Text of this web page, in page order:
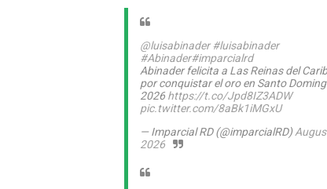
@luisabinader #luisabinader
#Abinader#imparcialrd
Abinader felicita a Las Reinas del
por conquistar el oro en Santo
2026 https://t.co/Jpd8IZ3ADW
pic.twitter.com/8aBk1iMGxU
— Imparcial RD (@imparcialRD)
2026